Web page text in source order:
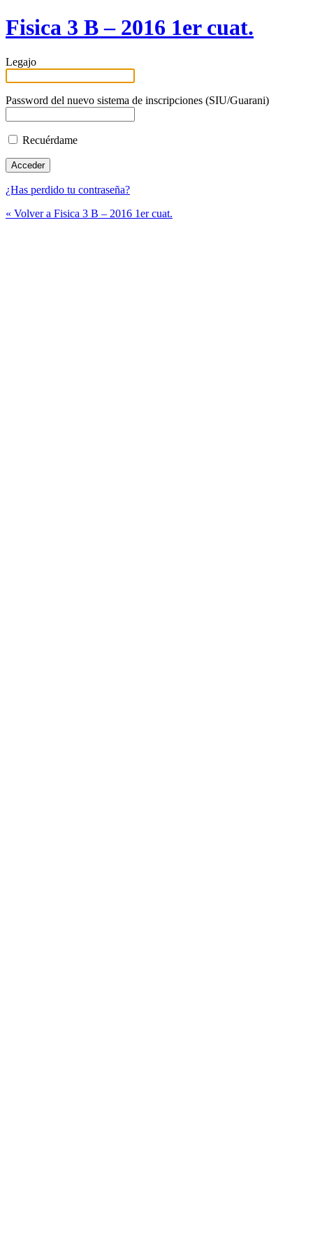
Fisica 3 B – 2016 1er cuat.
Legajo
Password del nuevo sistema de inscripciones (SIU/Guarani)
Recuérdame
¿Has perdido tu contraseña?
« Volver a Fisica 3 B – 2016 1er cuat.